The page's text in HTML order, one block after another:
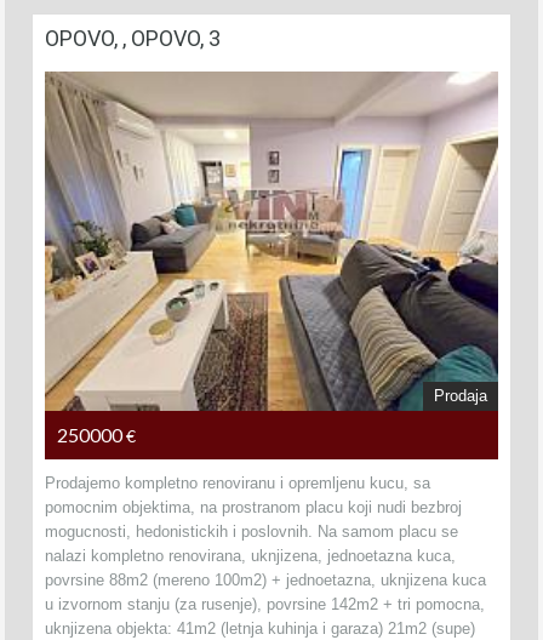
OPOVO, , OPOVO, 3
Prodaja
250000€
Prodajemo kompletno renoviranu i opremljenu kucu, sa
pomocnim objektima, na prostranom placu koji nudi bezbroj
mogucnosti, hedonistickih i poslovnih. Na samom placu se
nalazi kompletno renovirana, uknjizena, jednoetazna kuca,
povrsine 88m2 (mereno 100m2) + jednoetazna, uknjizena kuca
u izvornom stanju (za rusenje), povrsine 142m2 + tri pomocna,
uknjizena objekta: 41m2 (letnja kuhinja i garaza) 21m2 (supe)